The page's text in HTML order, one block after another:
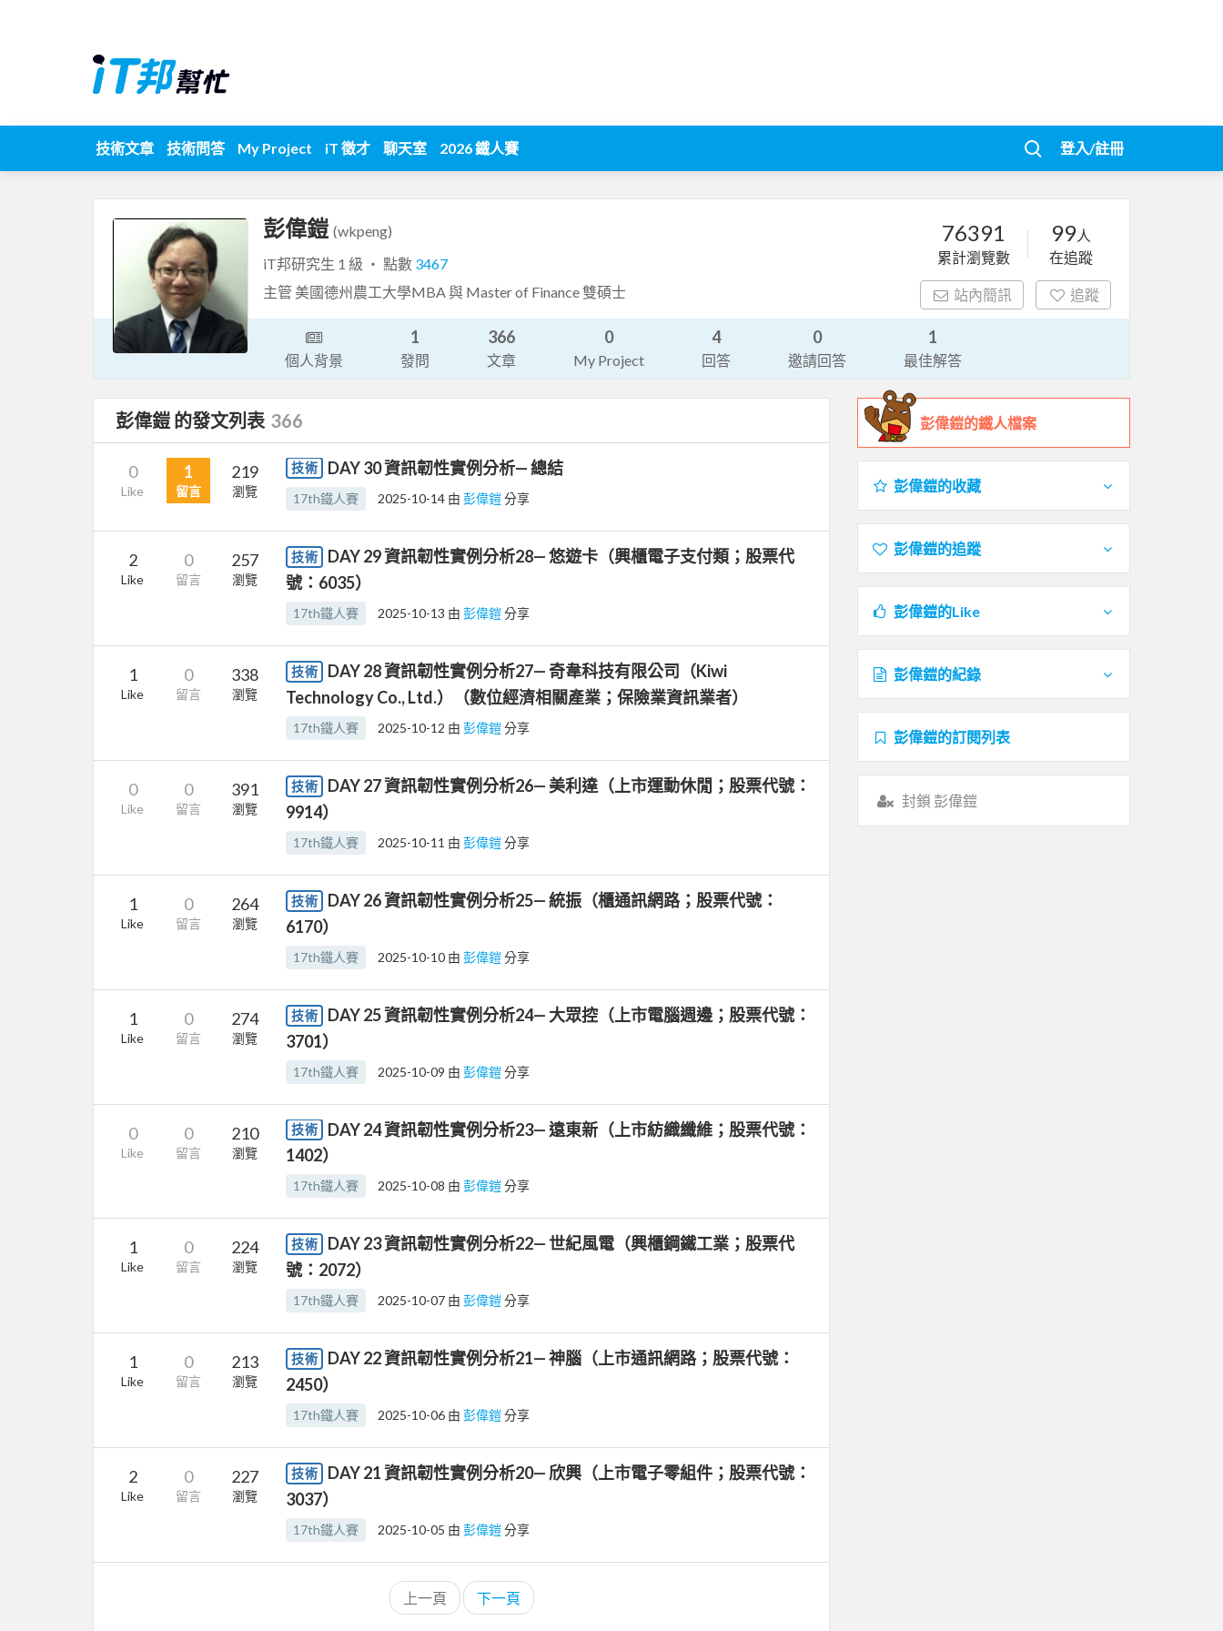
技術文章 技術問答 My Project iT 徵才 聊天室 2026 鐵人賽 登入/註冊
彭偉鎧 (wkpeng)
iT邦研究生 1 級 ‧ 點數 3467
主管 美國德州農工大學MBA 與 Master of Finance 雙碩士
76391
累計瀏覽數
99人
在追蹤
站內簡訊 追蹤
個人背景
1
發問
366
文章
0
My Project
4
回答
0
邀請回答
1
最佳解答
彭偉鎧 的發文列表 366
0
Like
1
留言
219
瀏覽
技術 DAY 30 資訊韌性實例分析— 總結
17th鐵人賽 2025-10-14 由 彭偉鎧分享
2
Like
0
留言
257
瀏覽
技術
DAY 29 資訊韌性實例分析28— 悠遊卡（興櫃電子支付類；股票代
號：6035）
17th鐵人賽 2025-10-13 由 彭偉鎧分享
1
Like
0
留言
338
瀏覽
技術
DAY 28 資訊韌性實例分析27— 奇韋科技有限公司（Kiwi
Technology Co., Ltd.）（數位經濟相關產業；保險業資訊業者）
17th鐵人賽 2025-10-12 由 彭偉鎧分享
0
Like
0
留言
391
瀏覽
技術
DAY 27 資訊韌性實例分析26— 美利達（上市運動休閒；股票代號：
9914）
17th鐵人賽 2025-10-11 由 彭偉鎧分享
1
Like
0
留言
264
瀏覽
技術
DAY 26 資訊韌性實例分析25— 統振（櫃通訊網路；股票代號：
6170）
17th鐵人賽 2025-10-10 由 彭偉鎧分享
1
Like
0
留言
274
瀏覽
技術
DAY 25 資訊韌性實例分析24— 大眾控（上市電腦週邊；股票代號：
3701）
17th鐵人賽 2025-10-09 由 彭偉鎧分享
0
Like
0
留言
210
瀏覽
技術
DAY 24 資訊韌性實例分析23— 遠東新（上市紡織纖維；股票代號：
1402）
17th鐵人賽 2025-10-08 由 彭偉鎧分享
1
Like
0
留言
224
瀏覽
技術
DAY 23 資訊韌性實例分析22— 世紀風電（興櫃鋼鐵工業；股票代
號：2072）
17th鐵人賽 2025-10-07 由 彭偉鎧分享
1
Like
0
留言
213
瀏覽
技術
DAY 22 資訊韌性實例分析21— 神腦（上市通訊網路；股票代號：
2450）
17th鐵人賽 2025-10-06 由 彭偉鎧分享
2
Like
0
留言
227
瀏覽
技術
DAY 21 資訊韌性實例分析20— 欣興（上市電子零組件；股票代號：
3037）
17th鐵人賽 2025-10-05 由 彭偉鎧分享
上一頁 下一頁
彭偉鎧的鐵人檔案
彭偉鎧的收藏
彭偉鎧的追蹤
彭偉鎧的Like
彭偉鎧的紀錄
彭偉鎧的訂閱列表
封鎖 彭偉鎧